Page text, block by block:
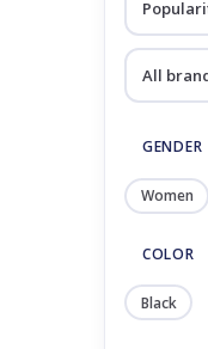
GENDER
Women
COLOR
Black